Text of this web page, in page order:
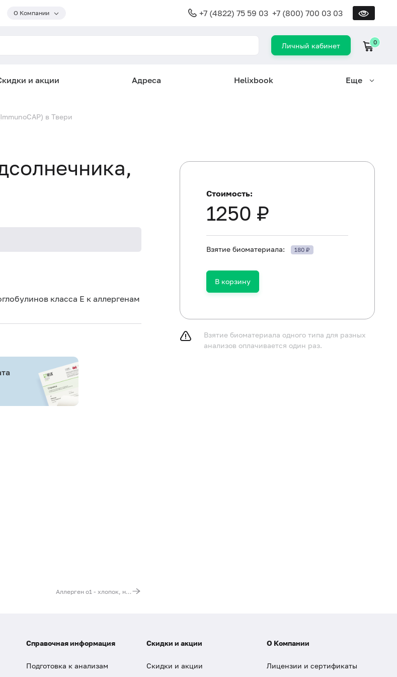
О Компании +7 (4822) 75 59 03 +7 (800) 700 03 03
Личный кабинет 0
и акции Адреса Helixbook Еще
в Твери
класса E к аллергенам
Аллерген o1 - хлопок, необработанная нить, IgE (ImmunoCAP)
Не курить в течение 30 минут до исследования.
Стоимость:
1250 ₽
Взятие биоматериала: 180 ₽
В корзину
Взятие биоматериала одного типа для разных
анализов оплачивается один раз.
Справочная информация
Подготовка к анализам
Скидки и акции
Скидки и акции
О Компании
Лицензии и сертификаты